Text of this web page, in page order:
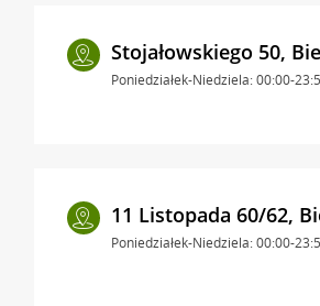
Stojałowskiego 50,
Poniedziałek-Niedziela: 00:00-
11 Listopada 60/62,
Poniedziałek-Niedziela: 00:00-